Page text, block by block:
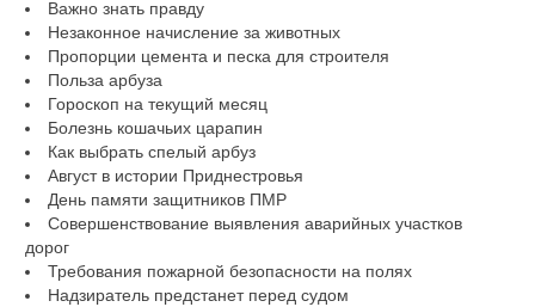
Важно знать правду
Незаконное начисление за животных
Пропорции цемента и песка для строителя
Польза арбуза
Гороскоп на текущий месяц
Болезнь кошачьих царапин
Как выбрать спелый арбуз
Август в истории Приднестровья
День памяти защитников ПМР
Совершенствование выявления аварийных участков
дорог
Требования пожарной безопасности на полях
Надзиратель предстанет перед судом